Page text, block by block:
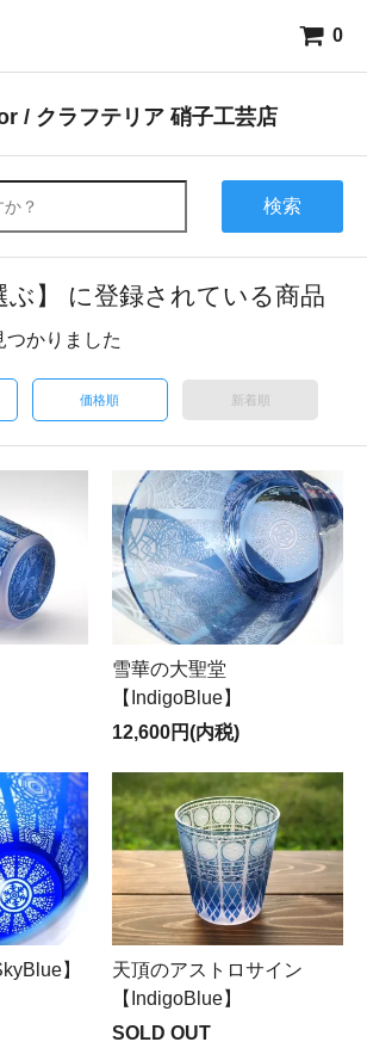
0
/ クラフテリア 硝子工芸店
検索
ぶ】 に登録されている商品
つかりました
価格順 新着順
雪華の大聖堂
【IndigoBlue】
12,600円(内税)
】
天頂のアストロサイン
【IndigoBlue】
SOLD OUT